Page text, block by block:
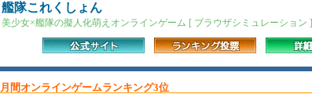
艦隊これくしょん
美少女×艦隊の擬人化萌えオンラインゲーム [ ブラウザシミュレーション ]
月間オンラインゲームランキング3位